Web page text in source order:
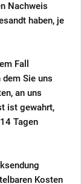
Nachweis
haben, je
Fall
dem Sie uns
an uns
ist gewahrt,
14 Tagen
Kosten